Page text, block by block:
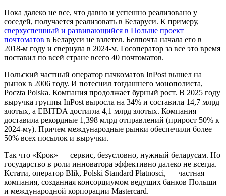
Пока далеко не все, что давно и успешно реализовано у
соседей, получается реализовать в Беларуси. К примеру,
сверхуспешный и развивающийся в Польше проект
почтоматов в Беларуси не взлетел. Белпочта начала его в
2018-м году и свернула в 2024-м. Госоператор за все это время
поставил по всей стране всего 40 почтоматов.
Польский частный оператор пачкоматов InPost вышел на
рынок в 2006 году. И потеснил тогдашнего монополиста,
Poczta Polska. Компания продолжает бурный рост. В 2025 году
выручка группы InPost выросла на 34% и составила 14,7 млрд
злотых, а EBITDA достигла 4,1 млрд злотых. Компания
доставила рекордные 1,398 млрд отправлений (прирост 50% к
2024-му). Причем международные рынки обеспечили более
50% всех посылок и выручки.
Так что «Крок» — сервис, безусловно, нужный беларусам. Но
государство в роли инноватора эффективно далеко не всегда.
Кстати, оператор Blik, Polski Standard Płatnosci, — частная
компания, созданная консорциумом ведущих банков Польши
и международной корпорации Mastercard.